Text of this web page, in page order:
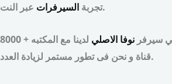
تجربة السيرفرات عبر النت.
سيرفر نوفا الاصلي
لدينا مع المكتبه + 8000
قناة و نحن فى تطور مستمر لزيادة العدد.